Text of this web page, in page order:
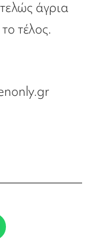
άγρια
τέλος.